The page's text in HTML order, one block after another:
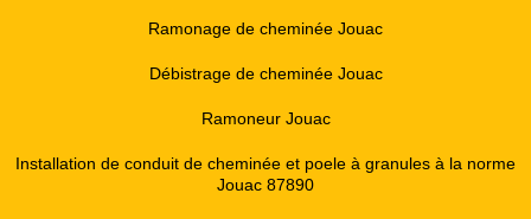
Ramonage de cheminée Jouac
Débistrage de cheminée Jouac
Ramoneur Jouac
Installation de conduit de cheminée et poele à granules à la norme
Jouac 87890